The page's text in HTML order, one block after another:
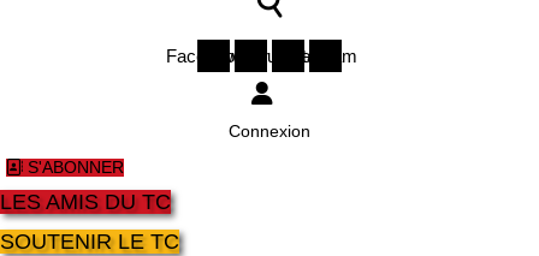
FacebookTwitterYoutubeInstagram
Connexion
S'ABONNER
LES AMIS DU TC
SOUTENIR LE TC